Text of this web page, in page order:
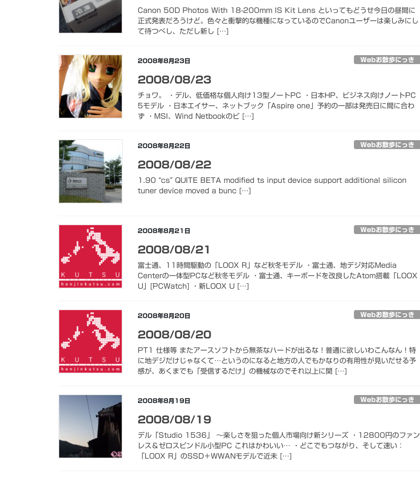
Canon 50D Photos With 18-200mm IS Kit Lens といってもどうせ今日の昼間に
正式発表だろうけど。色々と衝撃的な機種になっているのでCanonユーザーは楽しみにし
て待つべし、ただし新し […]
2008年8月23日 Webお散歩にっき
2008/08/23
チョワ。 ・デル、低価格な個人向け13型ノートPC ・日本HP、ビジネス向けノートPC
5モデル ・日本エイサー、ネットブック「Aspire one」予約の一部は発売日に間に合わ
ず ・MSI、Wind Netbookのビ […]
2008年8月22日 Webお散歩にっき
2008/08/22
1.90 “cs” QUITE BETA modified ts input device support additional silicon
tuner device moved a bunc […]
2008年8月21日 Webお散歩にっき
2008/08/21
富士通、11時間駆動の「LOOX R」など秋冬モデル ・富士通、地デジ対応Media
Centerの一体型PCなど秋冬モデル ・富士通、キーボードを改良したAtom搭載「LOOX
U」[PCWatch] ・新LOOX U […]
2008年8月20日 Webお散歩にっき
2008/08/20
PT1 仕様等 またアースソフトから無茶なハードが出るな！普通に欲しいわこんなん！特
に地デジだけじゃなくて…というのになると地方の人でもかなりの有用性が見いだせる予
感が、あくまでも「受信するだけ」の機械なのでそれ以上に関 […]
2008年8月19日 Webお散歩にっき
2008/08/19
デル「Studio 1536」 ～楽しさを狙った個人市場向け新シリーズ ・12800円のファン
レス＆ゼロスピンドル小型PC これはかわいい… ・どこでもつながり、そして速い：
「LOOX R」のSSD＋WWANモデルで近未 […]